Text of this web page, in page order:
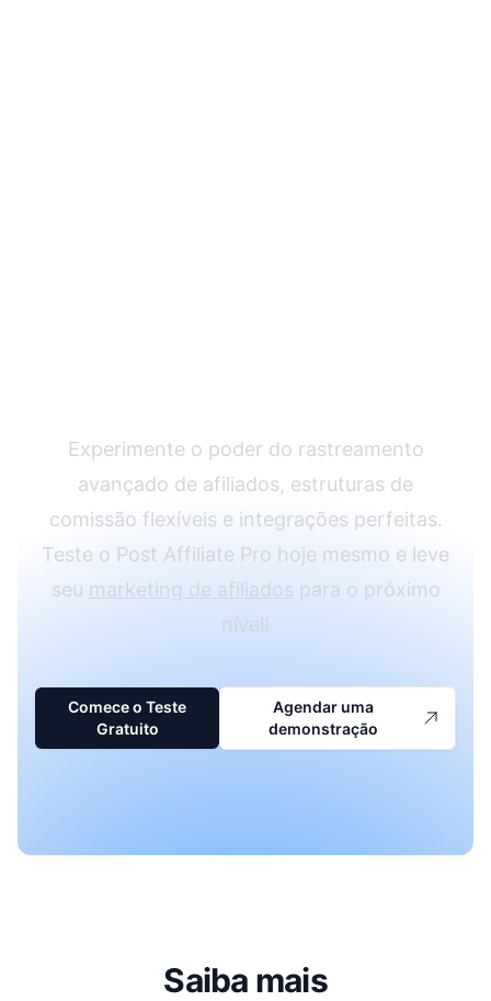
Experimente o poder do rastreamento
avançado de afiliados, estruturas de
comissão flexíveis e integrações perfeitas.
Teste o Post Affiliate Pro hoje mesmo e leve
seu marketing de afiliados para o próximo
nível!
Comece o Teste
Gratuito
Agendar uma
demonstração
Saiba mais